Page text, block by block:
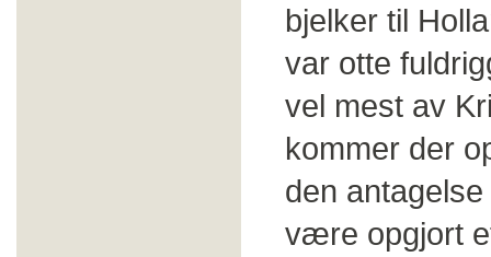
bjelker til
var otte
vel mest av
kommer der
den
være opgjort